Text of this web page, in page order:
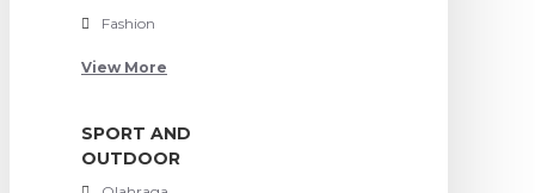
Fashion
View More
SPORT AND
OUTDOOR